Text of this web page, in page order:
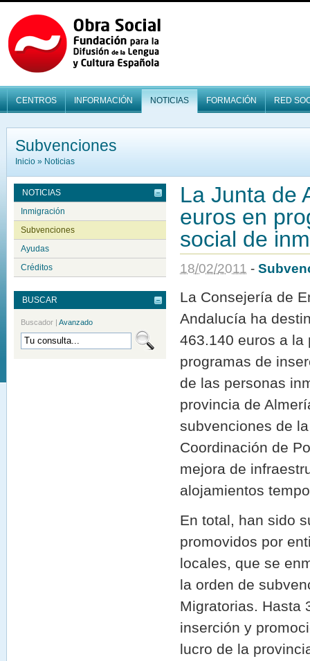
CENTROS INFORMACIÓN NOTICIAS FORMACIÓN RED
Subvenciones
Inicio » Noticias
NOTICIAS
Inmigración
Subvenciones
Ayudas
Créditos
BUSCAR
Buscador | Avanzado
La Junta de
euros en
social de
18/02/2011 -
La Consejería de
Andalucía ha
463.140 euros a la
programas de
de las personas
provincia de
subvenciones de
Coordinación de
mejora de
alojamientos
En total, han sido
promovidos por
locales, que se
la orden de
Migratorias. Hasta
inserción y
lucro de la